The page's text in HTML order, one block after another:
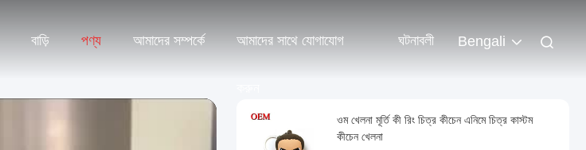
বাড়ি পণ্য আমাদের সম্পর্কে আমাদের সাথে যোগাযোগ ঘটনাবলী Bengali
ওম খেলনা মূর্তি কী রিং চিত্র কীচেন এনিমে চিত্র কাস্টম
কীচেন খেলনা